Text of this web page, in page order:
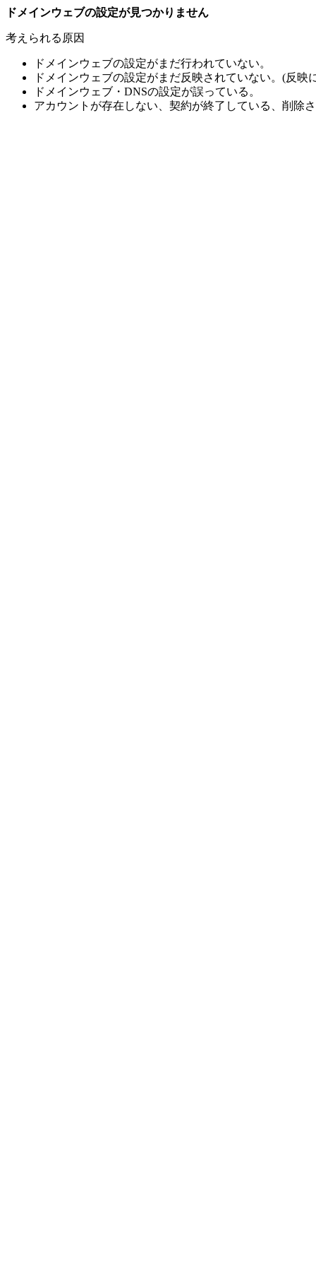
ドメインウェブの設定が見つかりません
考えられる原因
ドメインウェブの設定がまだ行われていない。
ドメインウェブの設定がまだ反映されていない。(反
ドメインウェブ・DNSの設定が誤っている。
アカウントが存在しない、契約が終了している、削除